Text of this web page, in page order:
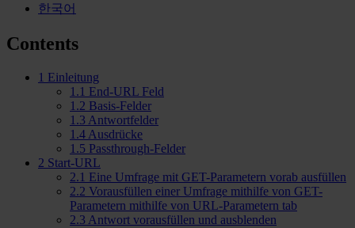
한국어
Contents
1 Einleitung
1.1 End-URL Feld
1.2 Basis-Felder
1.3 Antwortfelder
1.4 Ausdrücke
1.5 Passthrough-Felder
2 Start-URL
2.1 Eine Umfrage mit GET-Parametern vorab ausfüllen
2.2 Vorausfüllen einer Umfrage mithilfe von GET-
Parametern mithilfe von URL-Parametern tab
2.3 Antwort vorausfüllen und ausblenden